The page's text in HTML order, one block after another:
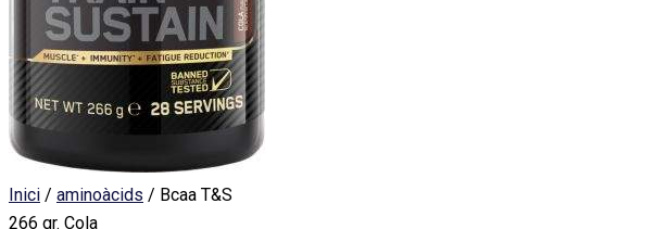
Inici / aminoàcids / Bcaa T&S
266 gr. Cola